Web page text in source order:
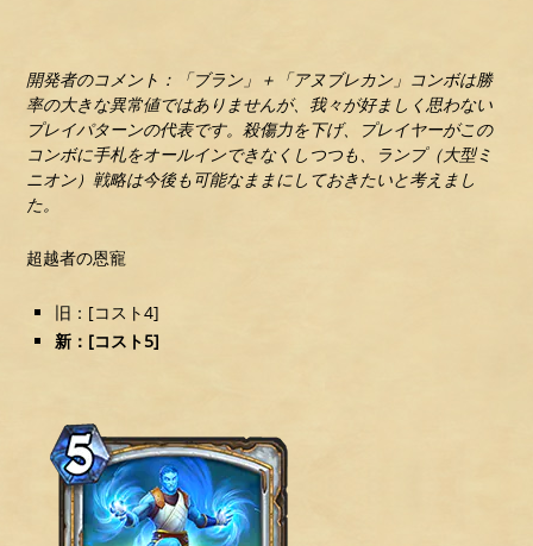
開発者のコメント：「ブラン」＋「アヌブレカン」コンボは勝
率の大きな異常値ではありませんが、我々が好ましく思わない
プレイパターンの代表です。殺傷力を下げ、プレイヤーがこの
コンボに手札をオールインできなくしつつも、ランプ（大型ミ
ニオン）戦略は今後も可能なままにしておきたいと考えまし
た。
超越者の恩寵
旧：[コスト4]
新：[コスト5]